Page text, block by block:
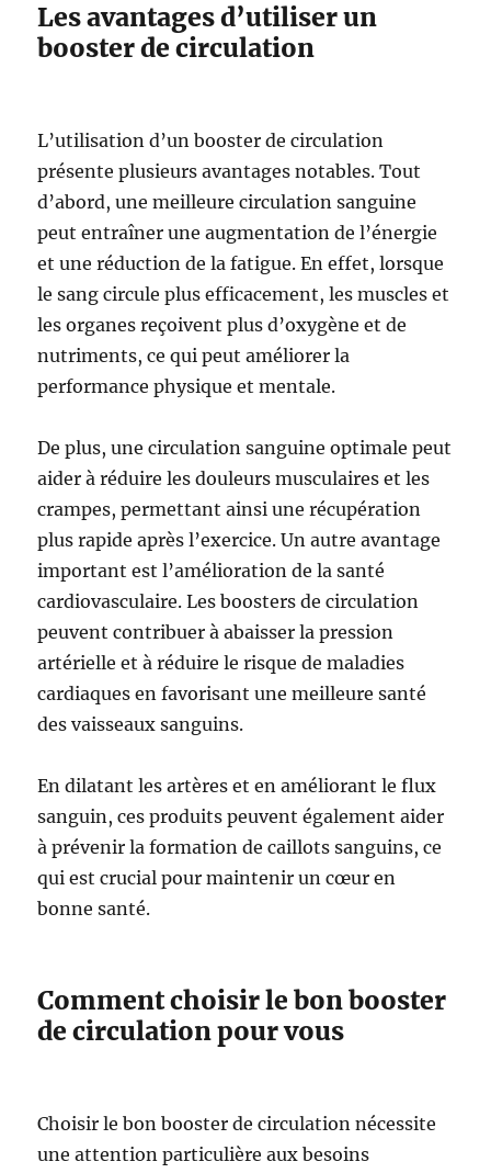
Les avantages d’utiliser un
booster de circulation
L’utilisation d’un booster de circulation
présente plusieurs avantages notables. Tout
d’abord, une meilleure circulation sanguine
peut entraîner une augmentation de l’énergie
et une réduction de la fatigue. En effet, lorsque
le sang circule plus efficacement, les muscles et
les organes reçoivent plus d’oxygène et de
nutriments, ce qui peut améliorer la
performance physique et mentale.
De plus, une circulation sanguine optimale peut
aider à réduire les douleurs musculaires et les
crampes, permettant ainsi une récupération
plus rapide après l’exercice. Un autre avantage
important est l’amélioration de la santé
cardiovasculaire. Les boosters de circulation
peuvent contribuer à abaisser la pression
artérielle et à réduire le risque de maladies
cardiaques en favorisant une meilleure santé
des vaisseaux sanguins.
En dilatant les artères et en améliorant le flux
sanguin, ces produits peuvent également aider
à prévenir la formation de caillots sanguins, ce
qui est crucial pour maintenir un cœur en
bonne santé.
Comment choisir le bon booster
de circulation pour vous
Choisir le bon booster de circulation nécessite
une attention particulière aux besoins